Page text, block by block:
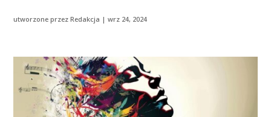
utworzone przezRedakcja |wrz 24, 2024